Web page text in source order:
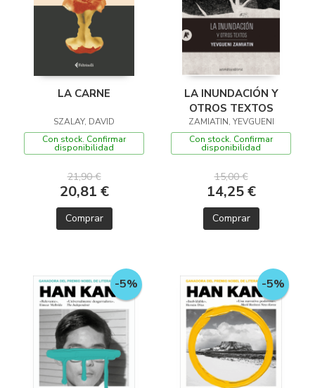
LA CARNE
SZALAY, DAVID
Con stock. Confirmar
disponibilidad
21,90 €
20,81 €
Comprar
LA INUNDACIÓN Y
OTROS TEXTOS
ZAMIATIN, YEVGUENI
Con stock. Confirmar
disponibilidad
15,00 €
14,25 €
Comprar
-5% -5%